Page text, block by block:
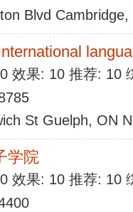
Blvd
效果: 10 推荐: 10
St Guelph, ON
学院
效果: 10 推荐: 10